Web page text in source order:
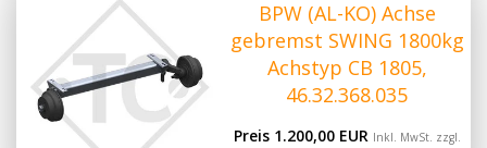
BPW (AL-KO) Achse
gebremst SWING 1800kg
Achstyp CB 1805,
46.32.368.035
Preis 1.200,00 EUR Inkl. MwSt. zzgl.